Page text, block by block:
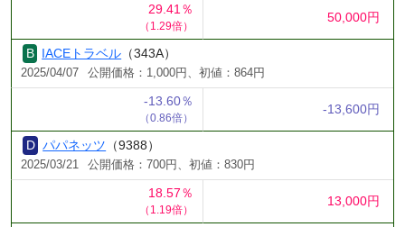
29.41％
（1.29倍）
50,000円
IACEトラベル （343A）
2025/04/07 公開価格：1,000円、初値：864円
-13.60％
（0.86倍）
-13,600円
パパネッツ （9388）
2025/03/21 公開価格：700円、初値：830円
18.57％
（1.19倍）
13,000円